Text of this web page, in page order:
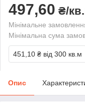
497,60 ₴/
Мінімальне
Мінімальна сума
451,10 ₴ від 300 кв.м
Опис